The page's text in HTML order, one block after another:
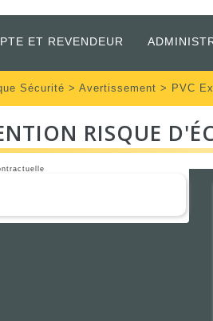
ET REVENDEUR
Sécurité > Avertissement > PVC
RISQUE